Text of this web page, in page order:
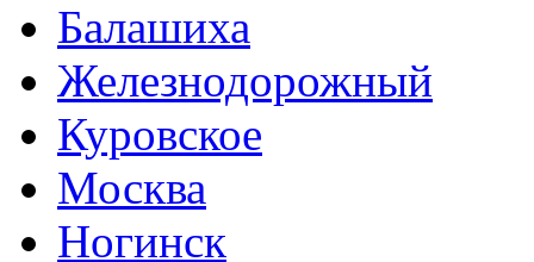
Балашиха
Железнодорожный
Куровское
Москва
Ногинск